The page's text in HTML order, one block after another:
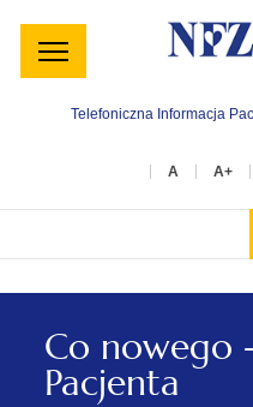
Telefoniczna Informacja
Co nowego
Pacjenta